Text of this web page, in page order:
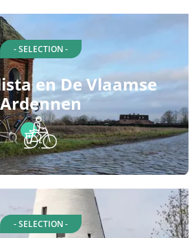
- SELECTION -
en De Vlaamse
Ardennen
- SELECTION -